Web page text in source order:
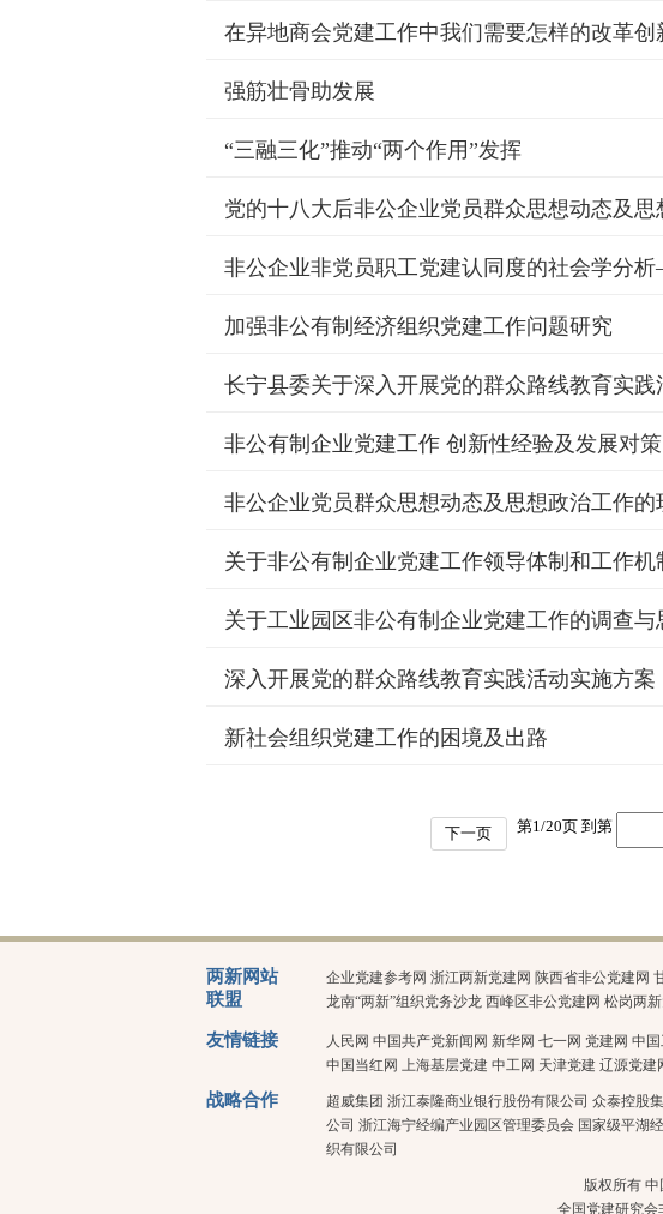
在异地商会党建工作中我们需要怎样的改革创
强筋壮骨助发展
“三融三化”推动“两个作用”发挥
党的十八大后非公企业党员群众思想动态及
非公企业非党员职工党建认同度的社会学分
加强非公有制经济组织党建工作问题研究
长宁县委关于深入开展党的群众路线教育实
非公有制企业党建工作 创新性经验及发展对策
非公企业党员群众思想动态及思想政治工作的
关于非公有制企业党建工作领导体制和工作
关于工业园区非公有制企业党建工作的调查与
深入开展党的群众路线教育实践活动实施方案
新社会组织党建工作的困境及出路
下一页 第1/20页 到第
两新网站
联盟
企业党建参考网 浙江两新党建网 陕西省非公党建网
龙南“两新”组织党务沙龙 西峰区非公党建网 松岗两
友情链接 人民网 中国共产党新闻网 新华网 七一网 党建网 中国
中国当红网 上海基层党建 中工网 天津党建 辽源党建
战略合作 超威集团 浙江泰隆商业银行股份有限公司 众泰控股
公司 浙江海宁经编产业园区管理委员会 国家级平湖
织有限公司
版权所有
全国党建研究会